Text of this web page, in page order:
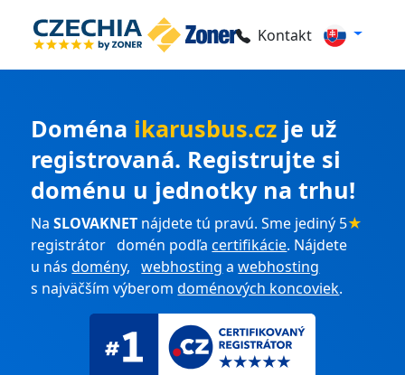
Kontakt
Doména ikarusbus.cz je už
registrovaná. Registrujte si
doménu u jednotky na trhu!
NaSLOVAKNET nájdete tú pravú. Sme jediný 5★
registrátor domén podľacertifikácie. Nájdete
u násdomény,webhosting awebhosting
s najväčším výberomdoménových koncoviek.